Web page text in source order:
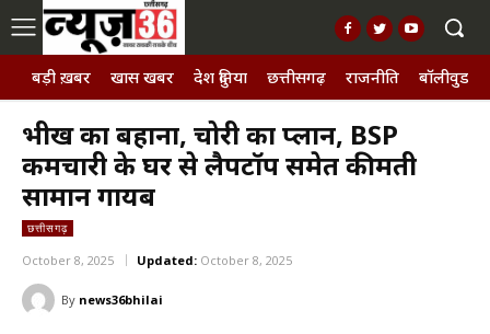
बड़ी ख़बर खास खबर देश दुनिया छत्तीसगढ़ राजनीति बॉलीवुड,
भीख का बहाना, चोरी का प्लान, BSP
कर्मचारी के घर से लैपटॉप समेत कीमती
सामान गायब
छत्तीसगढ़
October 8, 2025 Updated: October 8, 2025
By news36bhilai